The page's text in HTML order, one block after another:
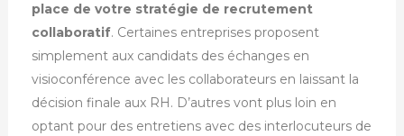
place de votre stratégie de recrutement
collaboratif. Certaines entreprises proposent
simplement aux candidats des échanges en
visioconférence avec les collaborateurs en laissant la
décision finale aux RH. D’autres vont plus loin en
optant pour des entretiens avec des interlocuteurs de